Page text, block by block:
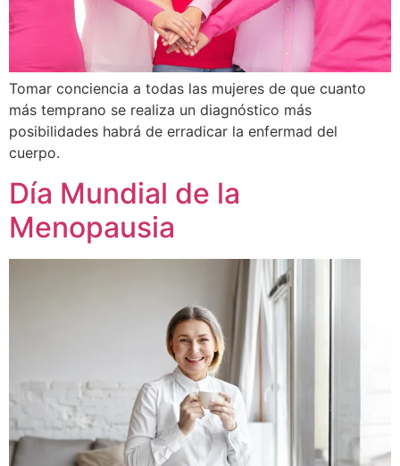
Tomar conciencia a todas las mujeres de que cuanto
más temprano se realiza un diagnóstico más
posibilidades habrá de erradicar la enfermad del
cuerpo.
Día Mundial de la
Menopausia